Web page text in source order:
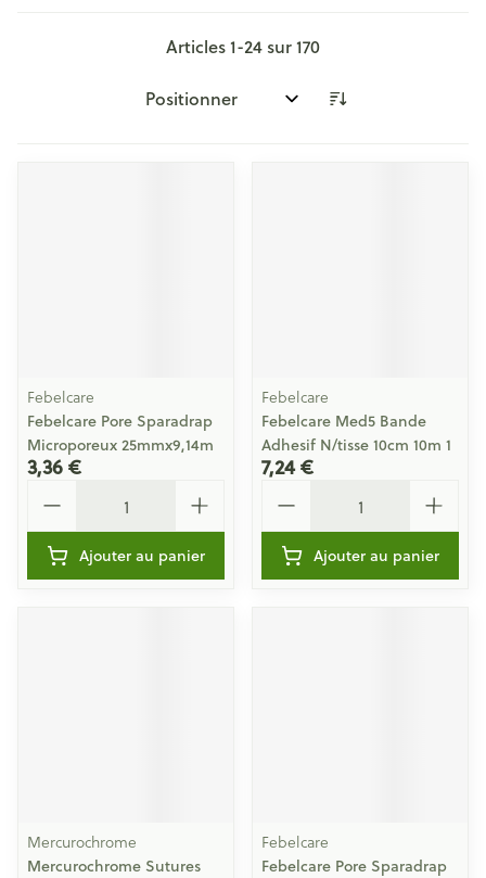
Articles1-24sur170
Trier par:
Febelcare
Febelcare Pore Sparadrap
Microporeux 25mmx9,14m
3,36 €
Ajouter au panier
Febelcare
Febelcare Med5 Bande
Adhesif N/tisse 10cm 10m 1
7,24 €
Ajouter au panier
Mercurochrome
Mercurochrome Sutures
Febelcare
Febelcare Pore Sparadrap